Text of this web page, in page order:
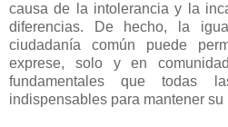
causa de la intolerancia y la
diferencias. De hecho, la
ciudadanía común puede
exprese, solo y en
fundamentales que todas
indispensables para mantener su